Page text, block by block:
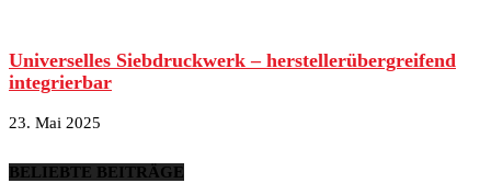
Universelles Siebdruckwerk – herstellerübergreifend
integrierbar
23. Mai 2025
BELIEBTE BEITRÄGE